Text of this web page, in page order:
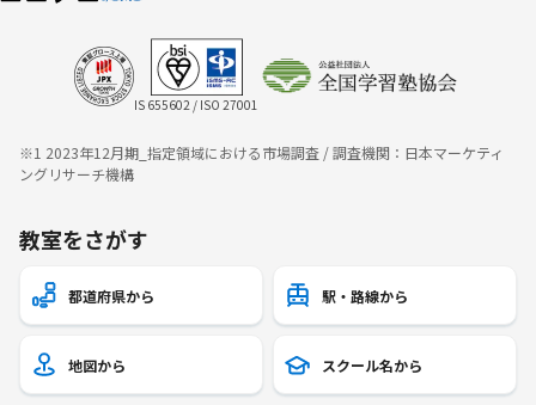
IS 655602 / ISO 27001
※1 2023年12月期_指定領域における市場調査 / 調査機関：日本マーケティ
ングリサーチ機構
教室をさがす
都道府県から 駅・路線から
地図から スクール名から